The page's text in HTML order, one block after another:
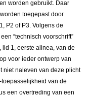
worden gebruikt. Daar
toegepast door
P2 of P3. Volgens de
“technisch voorschrift”
lid 1, eerste alinea, van de
voor ieder ontwerp van
niet naleven van deze plicht
van de
een overtreding van een